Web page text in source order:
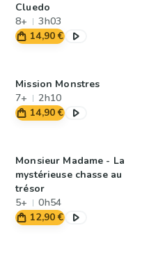
Cluedo
8+
3h03
14,90 €
Mission Monstres
7+
2h10
14,90 €
Monsieur Madame - La
mystérieuse chasse au
trésor
5+
0h54
12,90 €